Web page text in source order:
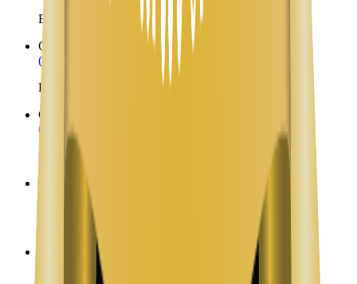
Envíos a Nicaragua desde Greenville
Greenville Junction
ME
(323) 953-8100
Envíos a Nicaragua desde Greenville Junction
Greenwood
(323) 953-8100
Envíos a Nicaragua desde Greenwood
(323) 953-8100
Envíos a Nicaragua desde Guilford
ME
(323) 953-8100